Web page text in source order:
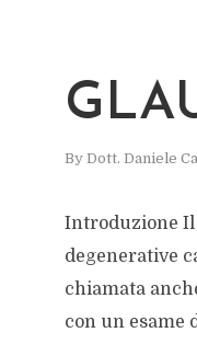
By Dott. Daniele
Introduzione Il
degenerative
chiamata
con un esame